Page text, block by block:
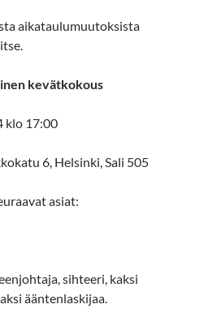
aikataulumuutoksista
kevätkokous
klo 17:00
6, Helsinki, Sali 505
asiat:
sihteeri, kaksi
ääntenlaskijaa.